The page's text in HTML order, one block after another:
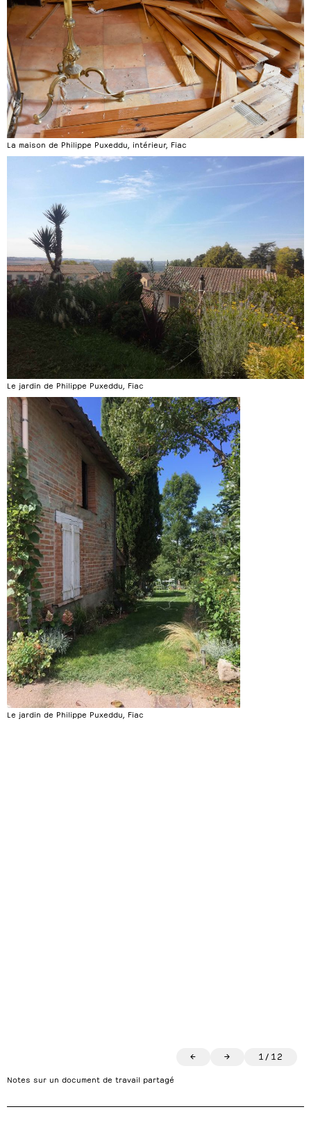
La maison de Philippe Puxeddu, intérieur, Fiac
Le jardin de Philippe Puxeddu, Fiac
Le jardin de Philippe Puxeddu, Fiac
← → 1 / 12
Notes sur un document de travail partagé